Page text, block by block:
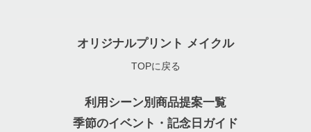
オリジナルプリント メイクル
TOPに戻る
利用シーン別商品提案一覧
季節のイベント・記念日ガイド